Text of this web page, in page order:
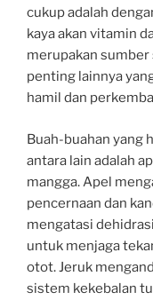
cukup adalah
kaya akan vitamin
merupakan
penting lainnya
hamil dan
Buah-buahan yang
antara lain adalah
mangga. Apel
pencernaan dan
mengatasi
untuk menjaga
otot. Jeruk
sistem kekebalan